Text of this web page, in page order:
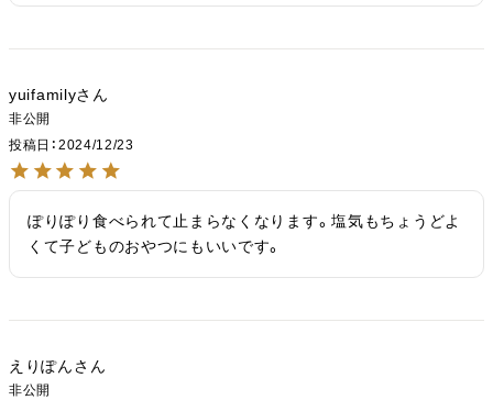
yuifamily
非公開
投稿日
2024/12/23
ぽりぽり食べられて止まらなくなります。塩気もちょうどよ
くて子どものおやつにもいいです。
えりぽん
非公開